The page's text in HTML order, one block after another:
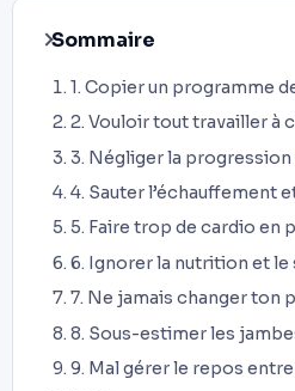
Sommaire
1. Copier un programme
2. Vouloir tout travailler à
3. Négliger la progression
4. Sauter l’échauffement
5. Faire trop de cardio en
6. Ignorer la nutrition et
7. Ne jamais changer ton
8. Sous-estimer les
9. Mal gérer le repos